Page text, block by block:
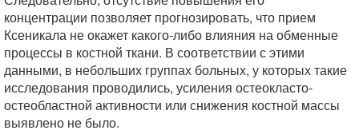
концентрации позволяет прогнозировать, что прием
Ксеникала не окажет какого-либо влияния на обменные
процессы в костной ткани. В соответствии с этими
данными, в небольших группах больных, у которых такие
исследования проводились, усиления остеокласто-
остеобластной активности или снижения костной массы
выявлено не было.